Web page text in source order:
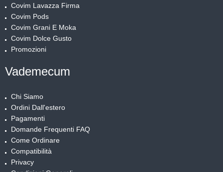
Covim Lavazza Firma
Covim Pods
Covim Grani E Moka
Covim Dolce Gusto
Promozioni
Vademecum
Chi Siamo
Ordini Dall'estero
Pagamenti
Domande Frequenti FAQ
Come Ordinare
Compatibilità
Privacy